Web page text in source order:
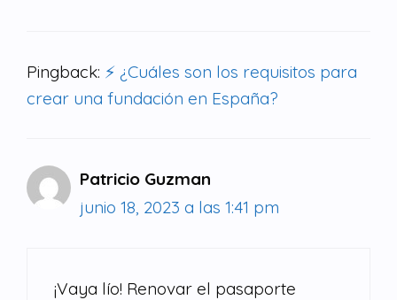
Pingback: ⚡ ¿Cuáles son los requisitos para
crear una fundación en España?
Patricio Guzman
junio 18, 2023 a las 1:41 pm
¡Vaya lío! Renovar el pasaporte